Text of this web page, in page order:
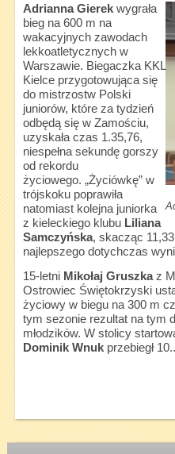
Adrianna Gierekwygrała
bieg na 600 m na
wakacyjnych zawodach
lekkoatletycznych w
Warszawie. Biegaczka KKL
Kielce przygotowująca się
do mistrzostw Polski
juniorów, które za tydzień
odbędą się w Zamościu,
uzyskała czas 1.35,76,
niespełna sekundę gorszy
od rekordu
życiowego. „Życiówkę” w
trójskoku poprawiła
natomiast kolejna juniorka
z kieleckiego klubu Liliana
Samczyńska, skacząc
najlepszego dotychczas
15-letni Mikołaj Gruszkaz
Ostrowiec Świętokrzyski
życiowy w biegu na 300 m
tym sezonie rezultat na tym
młodzików. W stolicy
Dominik Wnukprzebiegł